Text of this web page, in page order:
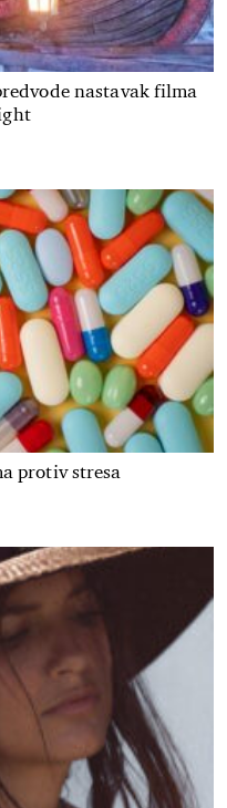
nastavak filma
protiv stresa